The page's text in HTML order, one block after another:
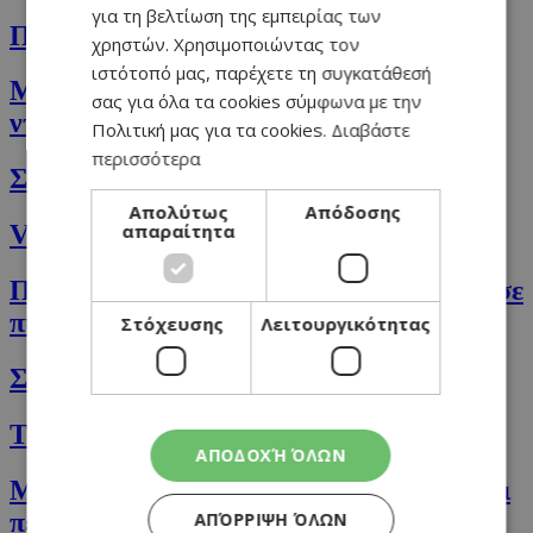
Πεϊνιρλί με κεφαλοτύρι
Μακαρόνια Casarecce με σάλτσα
ντομάτας και κρέμα
Σούπα κολοκύθα και τσίλι
Vegan γιορτινά Cookies
Πέστο ελιάς και τηγανητά κολοκυθάκια σε
πίτα με φέτα και ρεβίθια
Σούπα με κουνουπίδι & κάστανο
Τα breakfast oats της Άντρης μου
Μακαρόνια Rigatoni με κιμά, φινόκιο και
πέστο αντζούγιας
για τη βελτίωση της εμπειρίας των
χρηστών. Χρησιμοποιώντας τον
ιστότοπό μας, παρέχετε τη συγκατάθεσή
σας για όλα τα cookies σύμφωνα με την
Πολιτική μας για τα cookies. Διαβάστε
περισσότερα
Απολύτως
απαραίτητα
Απόδοσης
Στόχευσης Λειτουργικότητας
ΑΠΟΔΟΧΉ ΌΛΩΝ
ΑΠΌΡΡΙΨΗ ΌΛΩΝ